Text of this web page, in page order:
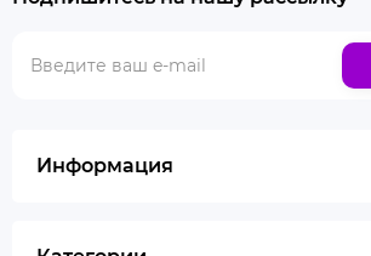
Информация